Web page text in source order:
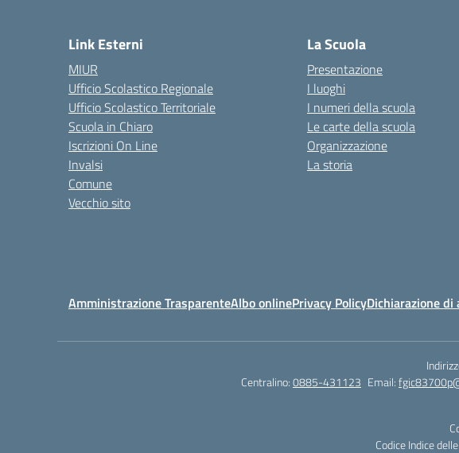
Link Esterni
MIUR
Ufficio Scolastico Regionale
Ufficio Scolastico Territoriale
Scuola in Chiaro
Iscrizioni On Line
Invalsi
Comune
Vecchio sito
La Scuola
Presentazione
I luoghi
I numeri della scuola
Le carte della scuola
Organizzazione
La storia
Amministrazione TrasparenteAlbo onlinePrivacy PolicyDichiarazione
Centralino:0885-431123 Email:
Codice Indice